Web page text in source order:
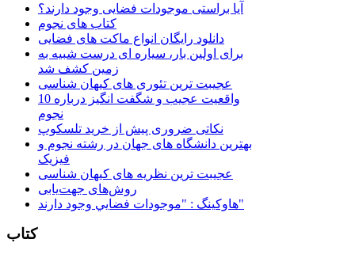
آیا براستی موجودات فضایی وجود دارند؟
کتاب های نجوم
دانلود رایگان انواع ماکت های فضایی
برای اولین بار، سیاره ای درست شبیه به
زمین کشف شد
عجیبت ترین تئوری های کیهان شناسی
10 واقعیت عجیب و شگفت انگیز درباره
نجوم
نکاتی ضروری پیش از خرید تلسکوپ
بهترین دانشگاه های جهان در رشته نجوم و
فیزیک
عجیبت ترین نظریه های کیهان شناسی
روش‌های جهت‌یابی
هاوكينگ : "موجودات فضايي وجود دارند"
کتاب